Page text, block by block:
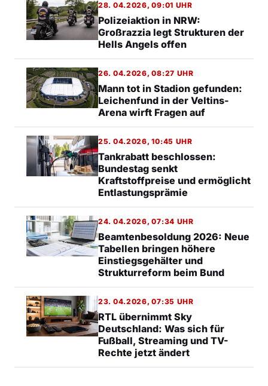
28. 04.2026, 09:01 UHR
Polizeiaktion in NRW:
Großrazzia legt Strukturen der
Hells Angels offen
26. 04.2026, 08:27 UHR
Mann tot in Stadion gefunden:
Leichenfund in der Veltins-
Arena wirft Fragen auf
25. 04.2026, 10:45 UHR
Tankrabatt beschlossen:
Bundestag senkt
Kraftstoffpreise und ermöglicht
Entlastungsprämie
24. 04.2026, 07:34 UHR
Beamtenbesoldung 2026: Neue
Tabellen bringen höhere
Einstiegsgehälter und
Strukturreform beim Bund
23. 04.2026, 07:35 UHR
RTL übernimmt Sky
Deutschland: Was sich für
Fußball, Streaming und TV-
Rechte jetzt ändert